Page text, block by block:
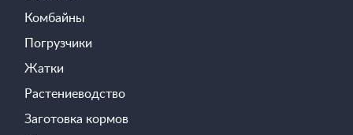
Комбайны
Погрузчики
Жатки
Растениеводство
Заготовка кормов